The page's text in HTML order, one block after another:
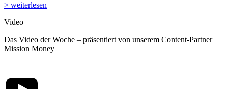
> weiterlesen
Video
Das Video der Woche – präsentiert von unserem Content-Partner
Mission Money